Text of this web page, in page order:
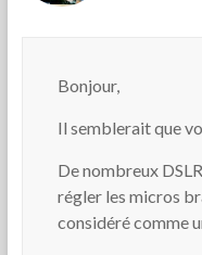
Bonjour,
Il semblerait que
De nombreux
régler les micros
considéré comme